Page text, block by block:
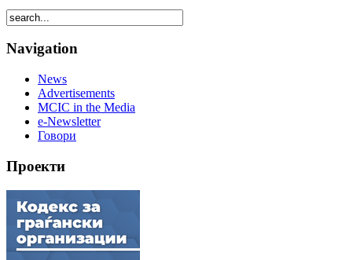
Navigation
News
Advertisements
MCIC in the Media
e-Newsletter
Говори
Проекти